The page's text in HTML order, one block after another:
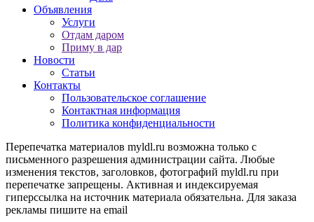
Объявления
Услуги
Отдам даром
Приму в дар
Новости
Статьи
Контакты
Пользовательское соглашение
Контактная информация
Политика конфиденциальности
Перепечатка материалов myldl.ru возможна только с
письменного разрешения администрации сайта. Любые
изменения текстов, заголовков, фотографий myldl.ru при
перепечатке запрещены. Активная и индексируемая
гиперссылка на источник материала обязательна. Для заказа
рекламы пишите на еmail